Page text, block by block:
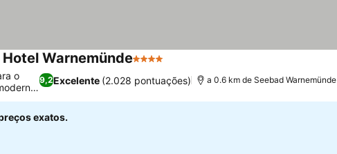
Warnemünde4 Estrelas
9,2Excelente (2.028 pontuações)
o
a 0.6 km de Seebad Warnemünde
exatos.